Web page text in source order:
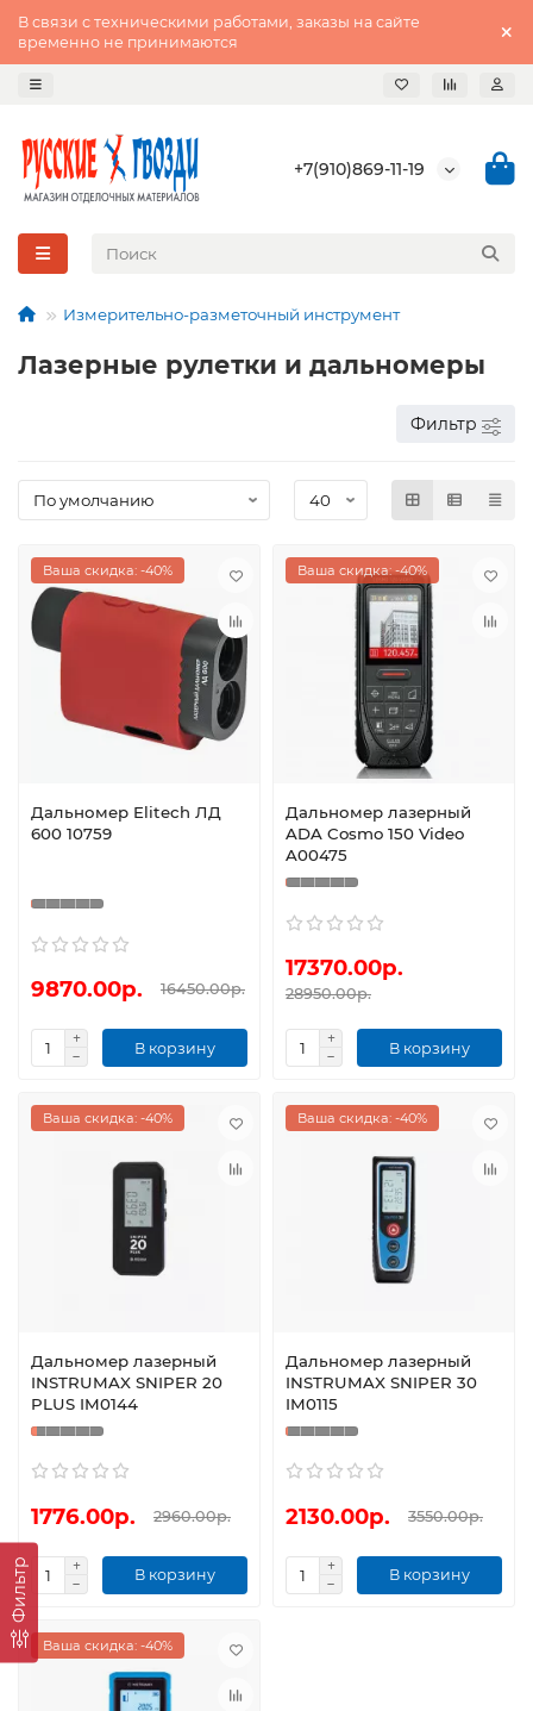
В связи с техническими работами, заказы на сайте
временно не принимаются
+7(910)869-11-19
Измерительно-разметочный инструмент
Лазерные рулетки и дальномеры
Фильтр
Фильтр
Ваша скидка: -40%
Дальномер Elitech ЛД
600 10759
9870.00р. 16450.00р.
В корзину
Ваша скидка: -40%
Дальномер лазерный
ADA Cosmo 150 Video
A00475
17370.00р.
28950.00р.
В корзину
Ваша скидка: -40%
Дальномер лазерный
INSTRUMAX SNIPER 20
PLUS IM0144
1776.00р. 2960.00р.
В корзину
Ваша скидка: -40%
Дальномер лазерный
INSTRUMAX SNIPER 30
IM0115
2130.00р. 3550.00р.
В корзину
Ваша скидка: -40%